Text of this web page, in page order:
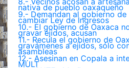
nativa de pueblo oaxaqueño
9.- Demandan al gobierno de
cambiar Ley de Ingresos
10.- El gobierno de Oaxaca
gravar ejidos, acusan
11.- Recula el gobierno de
gravámenes a ejidos, sólo
asambleas
12.- Asesinan en Copala a
MULT